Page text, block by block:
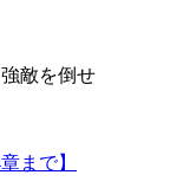
敵を倒せ